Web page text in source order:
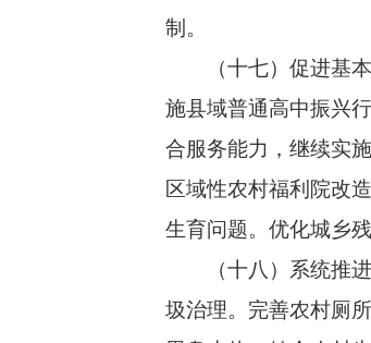
制。
（十七）促进基本
施县域普通高中振兴
合服务能力，继续实
区域性农村福利院改
生育问题。优化城乡
（十八）系统推进
圾治理。完善农村厕